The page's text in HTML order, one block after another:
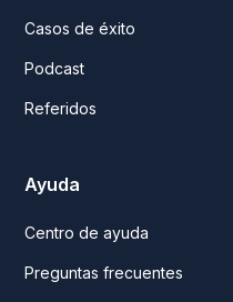
Casos de éxito
Podcast
Referidos
Ayuda
Centro de ayuda
Preguntas frecuentes